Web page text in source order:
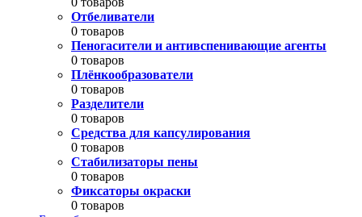
Отбеливатели
0 товаров
Пеногасители и антивспенивающие агенты
0 товаров
Плёнкообразователи
0 товаров
Разделители
0 товаров
Средства для капсулирования
0 товаров
Стабилизаторы пены
0 товаров
Фиксаторы окраски
0 товаров